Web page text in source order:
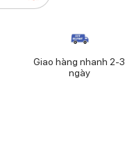
Giao hàng nhanh 2-3
ngày